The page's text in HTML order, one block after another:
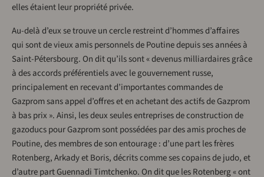
elles étaient leur propriété privée.
Au-delà d’eux se trouve un cercle restreint d’hommes d’affaires
qui sont de vieux amis personnels de Poutine depuis ses années à
Saint-Pétersbourg. On dit qu’ils sont « devenus milliardaires grâce
à des accords préférentiels avec le gouvernement russe,
principalement en recevant d’importantes commandes de
Gazprom sans appel d’offres et en achetant des actifs de Gazprom
à bas prix ». Ainsi, les deux seules entreprises de construction de
gazoducs pour Gazprom sont possédées par des amis proches de
Poutine, des membres de son entourage : d’une part les frères
Rotenberg, Arkady et Boris, décrits comme ses copains de judo, et
d’autre part Guennadi Timtchenko. On dit que les Rotenberg « ont